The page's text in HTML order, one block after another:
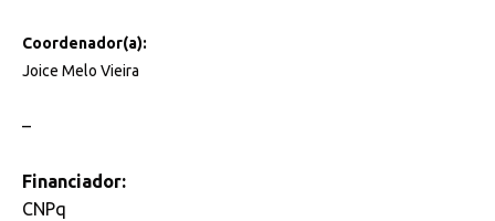
Coordenador(a):
Joice Melo Vieira
–
Financiador:
CNPq